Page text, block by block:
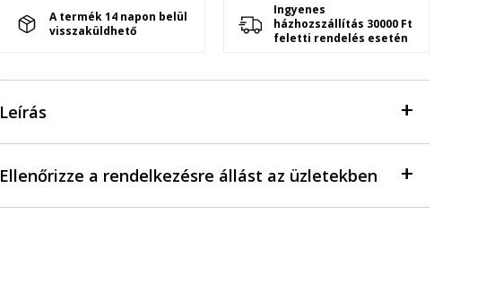
A termék 14 napon belül
visszaküldhető
Ingyenes
házhozszállítás 30000 Ft
feletti rendelés esetén
Leírás
Ellenőrizze a rendelkezésre állást az üzletekben